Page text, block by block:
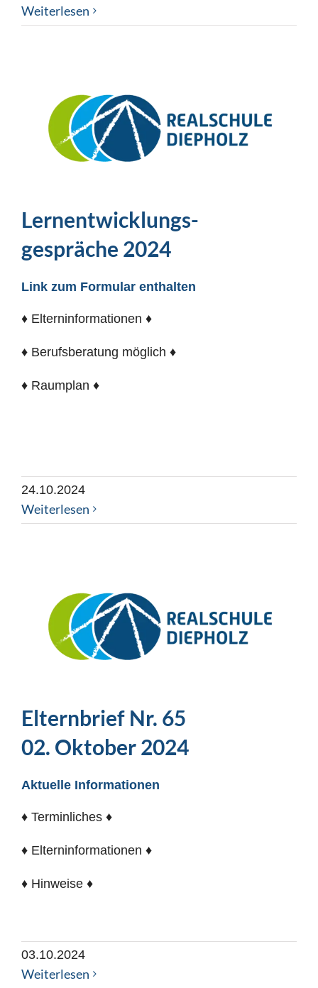
Weiterlesen
Lernentwicklungs-
gespräche 2024
Link zum Formular enthalten
♦ Elterninformationen ♦
♦ Berufsberatung möglich ♦
♦ Raumplan ♦
24.10.2024
Weiterlesen
Elternbrief Nr. 65
02. Oktober 2024
Aktuelle Informationen
♦ Terminliches ♦
♦ Elterninformationen ♦
♦ Hinweise ♦
03.10.2024
Weiterlesen